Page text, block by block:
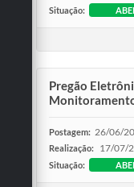
Situação:
Pregão
Postagem: 26/06/
Realização: 17/07/
Situação: